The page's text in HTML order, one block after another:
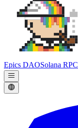
Epics DAOSolana RPC